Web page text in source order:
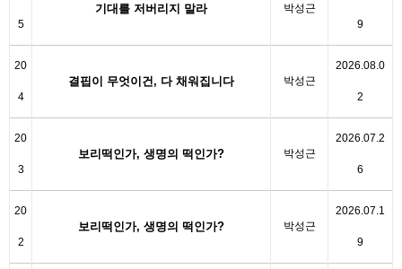
5
기대를 저버리지 말라 박성근
9
20
4
결핍이 무엇이건, 다 채워집니다 박성근
2026.08.0
2
20
3
보리떡인가, 생명의 떡인가? 박성근
2026.07.2
6
20
2
보리떡인가, 생명의 떡인가? 박성근
2026.07.1
9